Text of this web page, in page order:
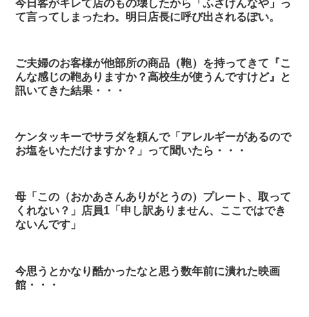
今日客がキレて店のもの壊したから「ふざけんなや」っ
て言ってしまったわ。明日店長に呼び出されるぽい。
ご夫婦のお客様が他部所の商品（鞄）を持ってきて『こ
んな感じの鞄ありますか？高校生が使うんですけど』と
訊いてきた結果・・・
ケンタッキーでサラダを頼んで「アレルギーがあるので
お塩をいただけますか？」って聞いたら・・・
母「この（おかあさんありがとうの）プレート、取って
くれない？」店員1「申し訳ありません、ここではでき
ないんです」
今思うとかなり酷かったなと思う数年前に潰れた映画
館・・・